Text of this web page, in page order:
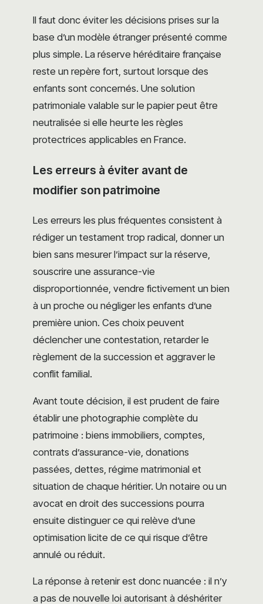
Il faut donc éviter les décisions prises sur la
base d’un modèle étranger présenté comme
plus simple. La réserve héréditaire française
reste un repère fort, surtout lorsque des
enfants sont concernés. Une solution
patrimoniale valable sur le papier peut être
neutralisée si elle heurte les règles
protectrices applicables en France.
Les erreurs à éviter avant de
modifier son patrimoine
Les erreurs les plus fréquentes consistent à
rédiger un testament trop radical, donner un
bien sans mesurer l’impact sur la réserve,
souscrire une assurance-vie
disproportionnée, vendre fictivement un bien
à un proche ou négliger les enfants d’une
première union. Ces choix peuvent
déclencher une contestation, retarder le
règlement de la succession et aggraver le
conflit familial.
Avant toute décision, il est prudent de faire
établir une photographie complète du
patrimoine : biens immobiliers, comptes,
contrats d’assurance-vie, donations
passées, dettes, régime matrimonial et
situation de chaque héritier. Un notaire ou un
avocat en droit des successions pourra
ensuite distinguer ce qui relève d’une
optimisation licite de ce qui risque d’être
annulé ou réduit.
La réponse à retenir est donc nuancée : il n’y
a pas de nouvelle loi autorisant à déshériter